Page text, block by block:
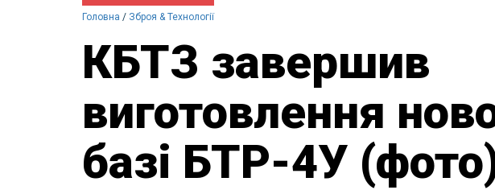
Головна Зброя & Технології
КБТЗ завершив
виготовлення
базі БТР-4У